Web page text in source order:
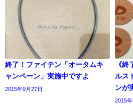
終了！ファイテン「オータムキ
ャンペーン」実施中ですよ
2015年9月27日
《
ルス
ンが
2015